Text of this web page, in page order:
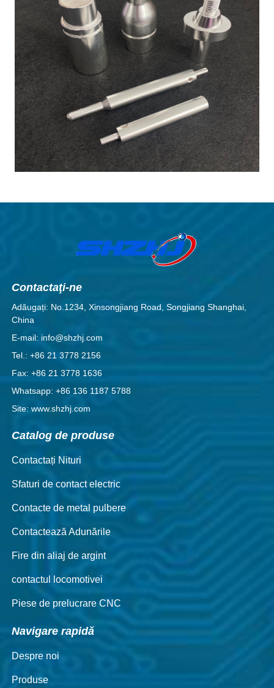
Contactaţi-ne
Adăugați: No.1234, Xinsongjiang Road, Songjiang Shanghai,
China
E-mail: info@shzhj.com
Tel.: +86 21 3778 2156
Fax: +86 21 3778 1636
Whatsapp: +86 136 1187 5788
Site: www.shzhj.com
Catalog de produse
Contactați Nituri
Sfaturi de contact electric
Contacte de metal pulbere
Contactează Adunările
Fire din aliaj de argint
contactul locomotivei
Piese de prelucrare CNC
Navigare rapidă
Despre noi
Produse